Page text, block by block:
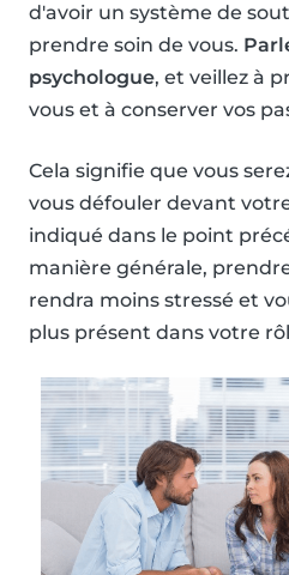
d'avoir un système de
prendre soin de vous.
psychologue, et veillez à
vous et à conserver vos
Cela signifie que vous
vous défouler devant
indiqué dans le point
manière générale,
rendra moins stressé et
plus présent dans votre